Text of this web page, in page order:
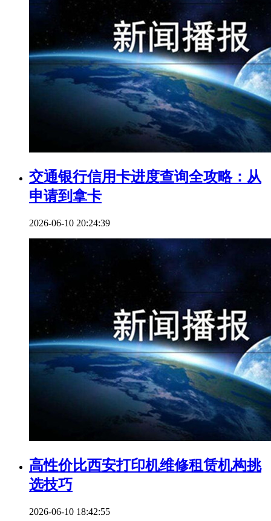
交通银行信用卡进度查询全攻略：从
申请到拿卡
2026-06-10 20:24:39
高性价比西安打印机维修租赁机构挑
选技巧
2026-06-10 18:42:55